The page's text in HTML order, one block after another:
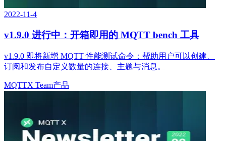
2022-11-4
v1.9.0 进行中：开箱即用的 MQTT bench 工具
v1.9.0 即将新增 MQTT 性能测试命令：帮助用户可以创建、
订阅和发布自定义数量的连接、主题与消息。
MQTTX Team产品